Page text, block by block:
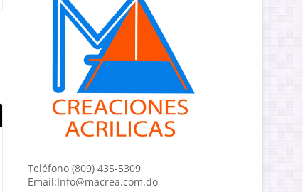
Teléfono (809) 435-5309
Email:Info@macrea.com.do